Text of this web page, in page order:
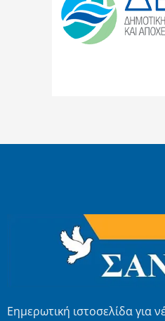
Εημερωτική ιστοσελίδα για